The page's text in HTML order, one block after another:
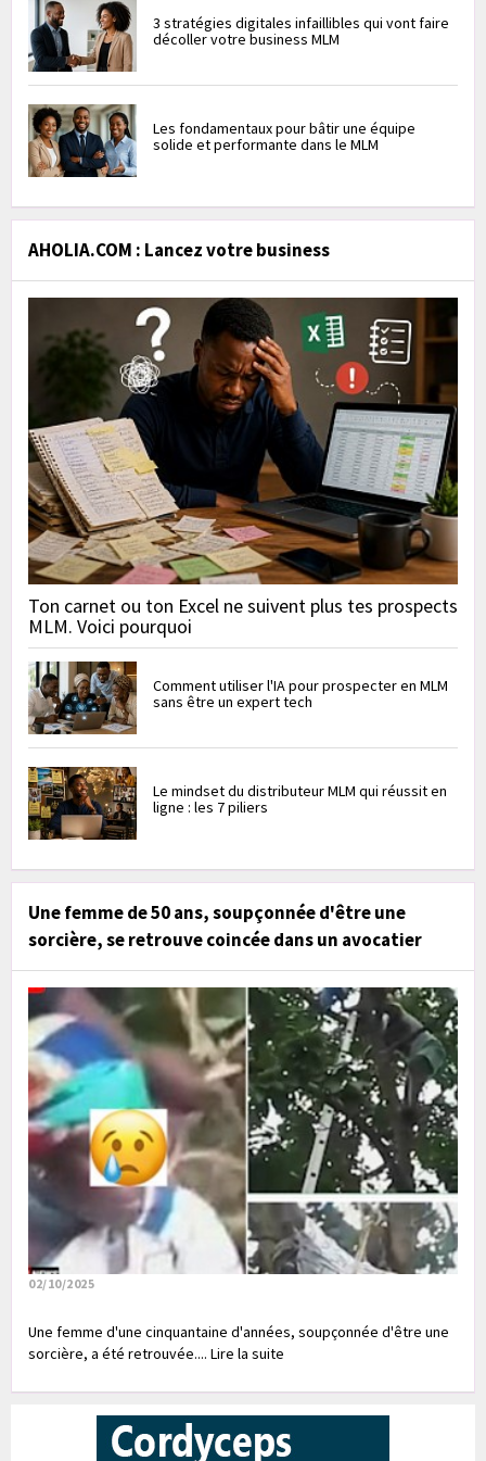
3 stratégies digitales infaillibles qui vont faire
décoller votre business MLM
Les fondamentaux pour bâtir une équipe
solide et performante dans le MLM
AHOLIA.COM : Lancez votre business
Ton carnet ou ton Excel ne suivent plus tes prospects
MLM. Voici pourquoi
Comment utiliser l'IA pour prospecter en MLM
sans être un expert tech
Le mindset du distributeur MLM qui réussit en
ligne : les 7 piliers
Une femme de 50 ans, soupçonnée d'être une
sorcière, se retrouve coincée dans un avocatier
02/10/2025
Une femme d'une cinquantaine d'années, soupçonnée d'être une
sorcière, a été retrouvée.... Lire la suite